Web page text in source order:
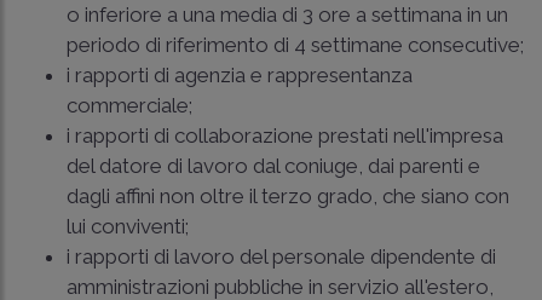
o inferiore a una media di 3 ore a settimana in un
periodo di riferimento di 4 settimane consecutive;
i rapporti di agenzia e rappresentanza
commerciale;
i rapporti di collaborazione prestati nell'impresa
del datore di lavoro dal coniuge, dai parenti e
dagli affini non oltre il terzo grado, che siano con
lui conviventi;
i rapporti di lavoro del personale dipendente di
amministrazioni pubbliche in servizio all'estero,